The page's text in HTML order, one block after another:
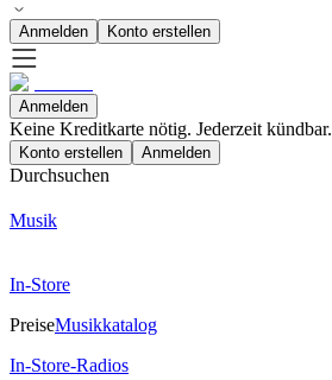
Anmelden Konto erstellen
Anmelden
Keine Kreditkarte nötig. Jederzeit kündbar.
Konto erstellen Anmelden
Durchsuchen
Musik
In-Store
PreiseMusikkatalog
In-Store-Radios